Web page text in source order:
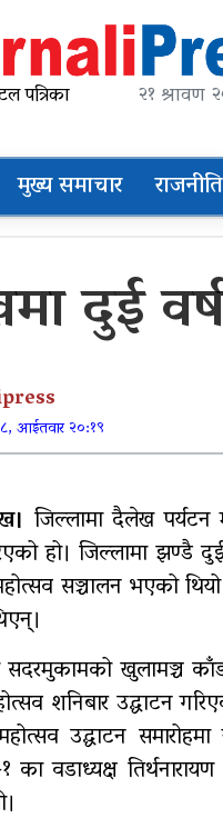
Portal
पत्रिका २१ श्रावण
मुख्य समाचार राजनीति
महावै गाउँपालिकाको
प्रशासकीय भवन
व्यक्तिगत लगानीमा
शिवको मूर्ति स्थापना
राष्ट्रपति रनिङ
जिल्ला स्तरीय
गणना सुरु हुँदै
दुई
आईतवार २०:१९
जिल्लामा दैलेख पर्यटन
हो। जिल्लामा झण्डै
सञ्चालन भएको
खुलामञ्च
शनिबार उद्घाटन
उद्घाटन
का वडाध्यक्ष